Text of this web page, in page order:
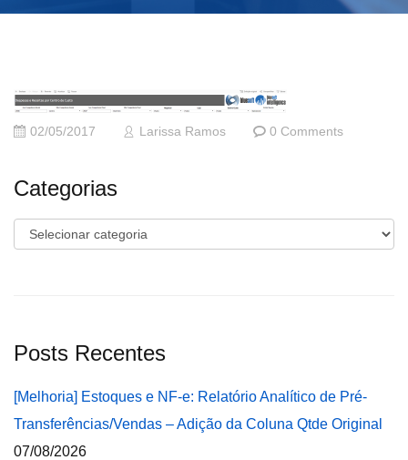
02/05/2017 Larissa Ramos 0 Comments
Categorias
Categorias
Posts Recentes
[Melhoria] Estoques e NF-e: Relatório Analítico de Pré-
Transferências/Vendas – Adição da Coluna Qtde Original
07/08/2026